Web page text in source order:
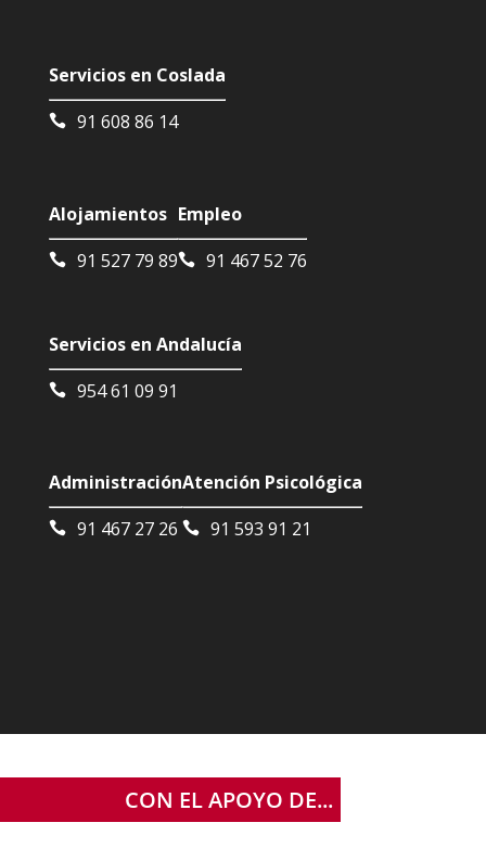
Servicios en Coslada
91 608 86 14
Alojamientos
91 527 79 89
Empleo
91 467 52 76
Servicios en Andalucía
954 61 09 91
Administración
91 467 27 26
Atención Psicológica
91 593 91 21
CON EL APOYO DE...